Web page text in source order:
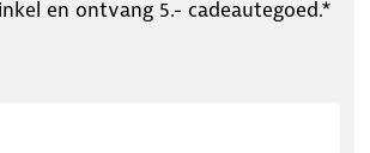
en ontvang 5.- cadeautegoed.*